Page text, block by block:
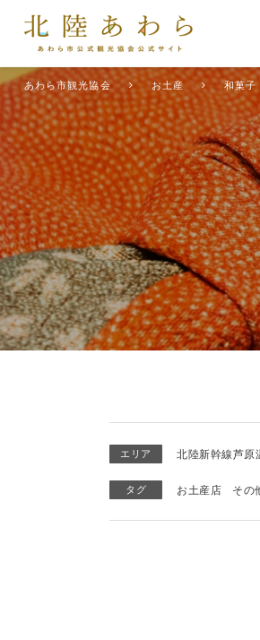
あわら市観光協会 お土産 和菓子
エリア 北陸新幹線芦原
タグ お土産店 その